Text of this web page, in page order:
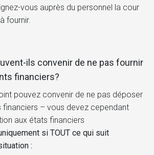
vous auprès du personnel la cour
fournir.
ils convenir de ne pas fournir
financiers?
pouvez convenir de ne pas déposer
financiers – vous devez cependant
aux états financiers
si TOUT ce qui suit
: